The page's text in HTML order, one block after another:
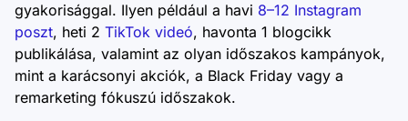
gyakorisággal. Ilyen például a havi 8–12 Instagram
poszt, heti 2 TikTok videó, havonta 1 blogcikk
publikálása, valamint az olyan időszakos kampányok,
mint a karácsonyi akciók, a Black Friday vagy a
remarketing fókuszú időszakok.